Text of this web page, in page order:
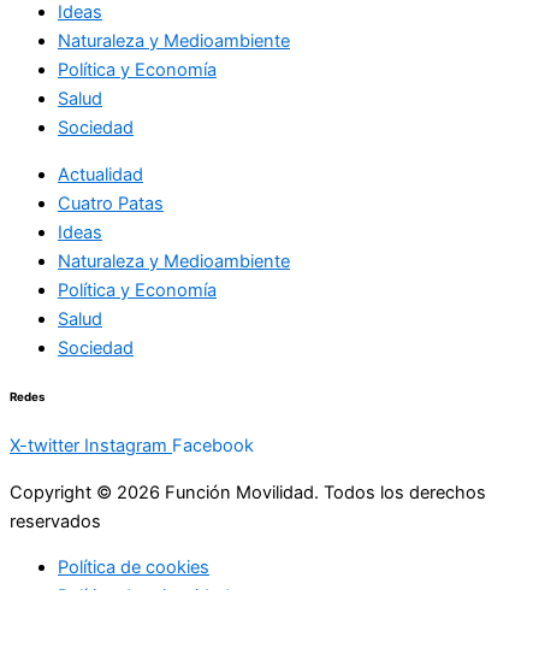
Ideas
Naturaleza y Medioambiente
Política y Economía
Salud
Sociedad
Actualidad
Cuatro Patas
Ideas
Naturaleza y Medioambiente
Política y Economía
Salud
Sociedad
Redes
X-twitter Instagram Facebook
Copyright © 2026 Función Movilidad. Todos los derechos
reservados
Política de cookies
Política de privacidad